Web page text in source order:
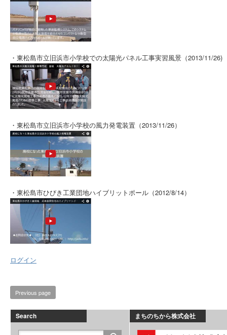
・東松島市立旧浜市小学校での太陽光パネル工事実習風景（2013/11/26)
・東松島市立旧浜市小学校の風力発電装置（2013/11/26）
・東松島市ひびき工業団地ハイブリットポール（2012/8/14）
ログイン
Previous page
Search まちのちから株式会社